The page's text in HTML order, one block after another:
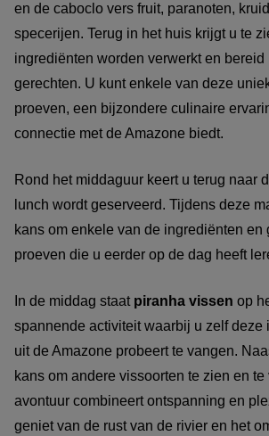
en de caboclo vers fruit, paranoten,
specerijen. Terug in het huis krijgt u te
ingrediënten worden verwerkt en bereid
gerechten. U kunt enkele van deze
proeven, een bijzondere culinaire
connectie met de Amazone biedt.
Rond het middaguur keert u terug naar
lunch wordt geserveerd. Tijdens deze
kans om enkele van de ingrediënten en
proeven die u eerder op de dag heeft
In de middag staat piranha vissen op
spannende activiteit waarbij u zelf deze
uit de Amazone probeert te vangen.
kans om andere vissoorten te zien en
avontuur combineert ontspanning en
geniet van de rust van de rivier en het